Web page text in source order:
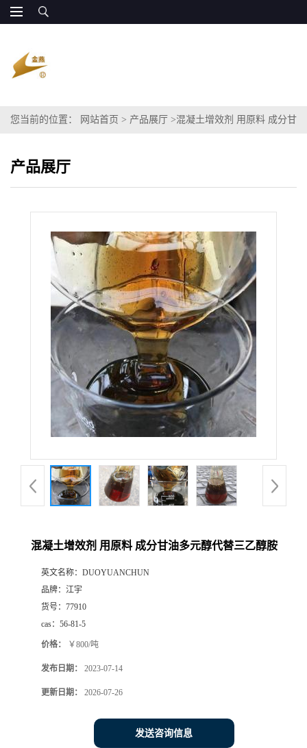
您当前的位置： 网站首页 > 产品展厅 >混凝土增效剂 用原料 成分甘
产品展厅
混凝土增效剂 用原料 成分甘油多元醇代替三乙醇胺
英文名称： DUOYUANCHUN
品牌： 江宇
货号： 77910
cas： 56-81-5
价格： ￥800/吨
发布日期： 2023-07-14
更新日期： 2026-07-26
发送咨询信息